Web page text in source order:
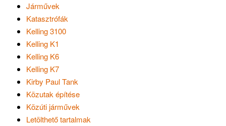
Járművek
Katasztrófák
Kelling 3100
Kelling K1
Kelling K6
Kelling K7
Kirby Paul Tank
Közutak építése
Közúti járművek
Letölthető tartalmak